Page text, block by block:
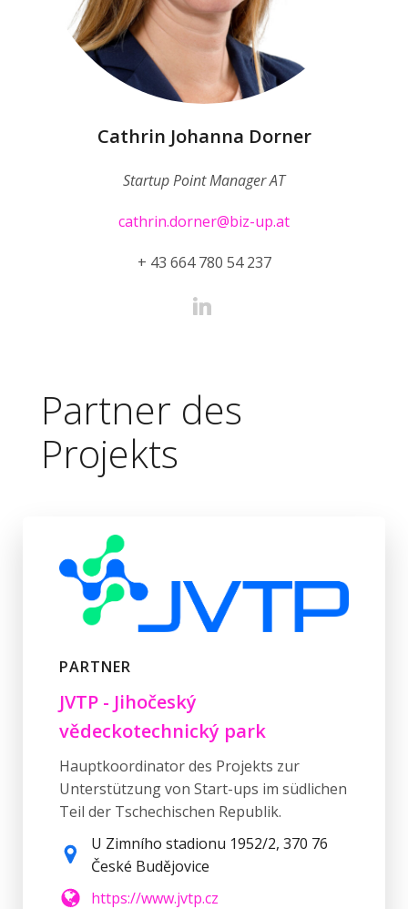
Cathrin Johanna Dorner
Startup Point Manager AT
cathrin.dorner@biz-up.at
+ 43 664 780 54 237
Partner des
Projekts
PARTNER
JVTP - Jihočeský
vědeckotechnický park
Hauptkoordinator des Projekts zur
Unterstützung von Start-ups im südlichen
Teil der Tschechischen Republik.
U Zimního stadionu 1952/2, 370 76
České Budějovice
https://www.jvtp.cz